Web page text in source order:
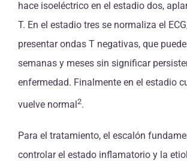
hace isoeléctrico en el estadio dos,
T. En el estadio tres se normaliza el
presentar ondas T negativas, que
semanas y meses sin significar
enfermedad. Finalmente en el estadio
vuelve normal2.
Para el tratamiento, el escalón
controlar el estado inflamatorio y la